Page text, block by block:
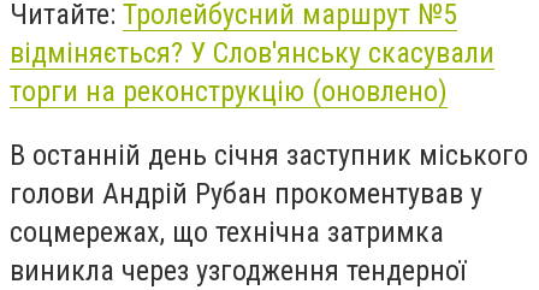
Читайте: Тролейбусний маршрут №5
відміняється? У Слов'янську скасували
торги на реконструкцію (оновлено)
В останній день січня заступник міського
голови Андрій Рубан прокоментував у
соцмережах, що технічна затримка
виникла через узгодження тендерної